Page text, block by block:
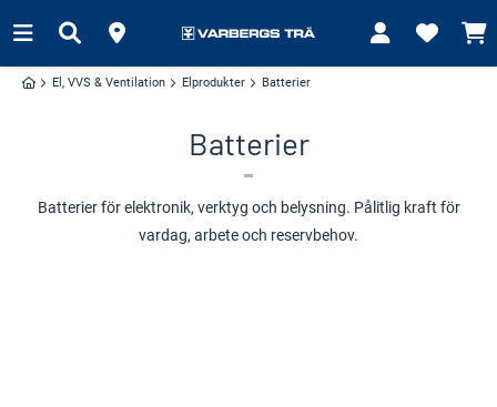
El, VVS & Ventilation Elprodukter Batterier
Batterier
Batterier för elektronik, verktyg och belysning. Pålitlig kraft för
vardag, arbete och reservbehov.